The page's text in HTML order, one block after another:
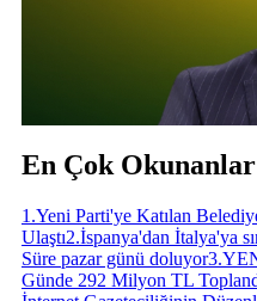
En Çok Okunanlar
1 .Yeni Parti'ye Katılan
Ulaştı2.İspanya'dan İtalya'ya
Süre pazar günü doluyor3.
Günde 292 Milyon TL